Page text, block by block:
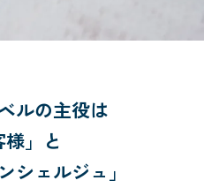
ルの主役は
様」と
シェルジュ」